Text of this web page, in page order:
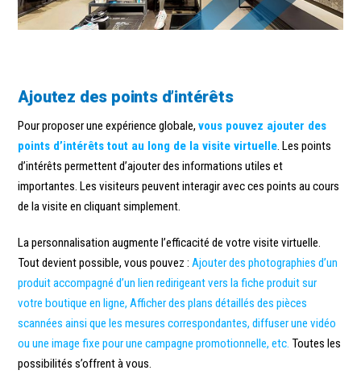
Ajoutez des points d’intérêts
Pour proposer une expérience globale,vous pouvez ajouter des
points d’intérêts tout au long de la visite virtuelle. Les points
d’intérêts permettent d’ajouter des informations utiles et
importantes. Les visiteurs peuvent interagir avec ces points au cours
de la visite en cliquant simplement.
La personnalisation augmente l’efficacité de votre visite virtuelle.
Tout devient possible, vous pouvez :Ajouter des photographies d’un
produit accompagné d’un lien redirigeant vers la fiche produit sur
votre boutique en ligne, Afficher des plans détaillés des pièces
scannées ainsi que les mesures correspondantes, diffuser une vidéo
ou une image fixe pour une campagne promotionnelle, etc. Toutes les
possibilités s’offrent à vous.